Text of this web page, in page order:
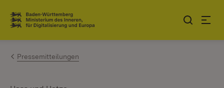
Zum Inhalt springen
Link zur Startseite
Pressemitteilungen